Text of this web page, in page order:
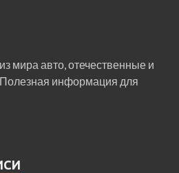
мира авто, отечественные и
информация для